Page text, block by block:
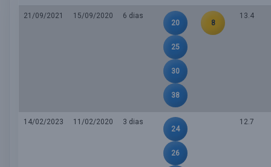
21/09/2021 15/09/2020
6 dias
20
25
30
38
8
13.4
14/02/2023 11/02/2020
3 dias
24
26
12.7